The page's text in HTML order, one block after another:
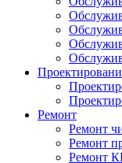
Ремонт
Ремонт
Ремонт
Ремонт